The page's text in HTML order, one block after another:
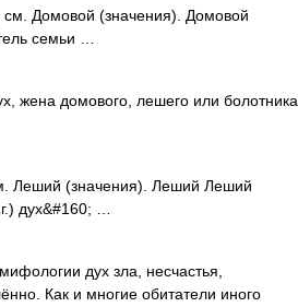
см. Домовой (значения). Домовой
семьи …
жена домового, лешего или болотника
Леший (значения). Леший Леший
дух&#160; …
дух зла, несчастья,
Как и многие обитатели иного